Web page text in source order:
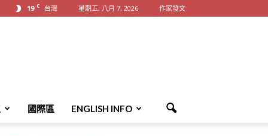
19 C 台灣 星期五, 八月 7, 2026 作家發文
國際區 ENGLISH INFO